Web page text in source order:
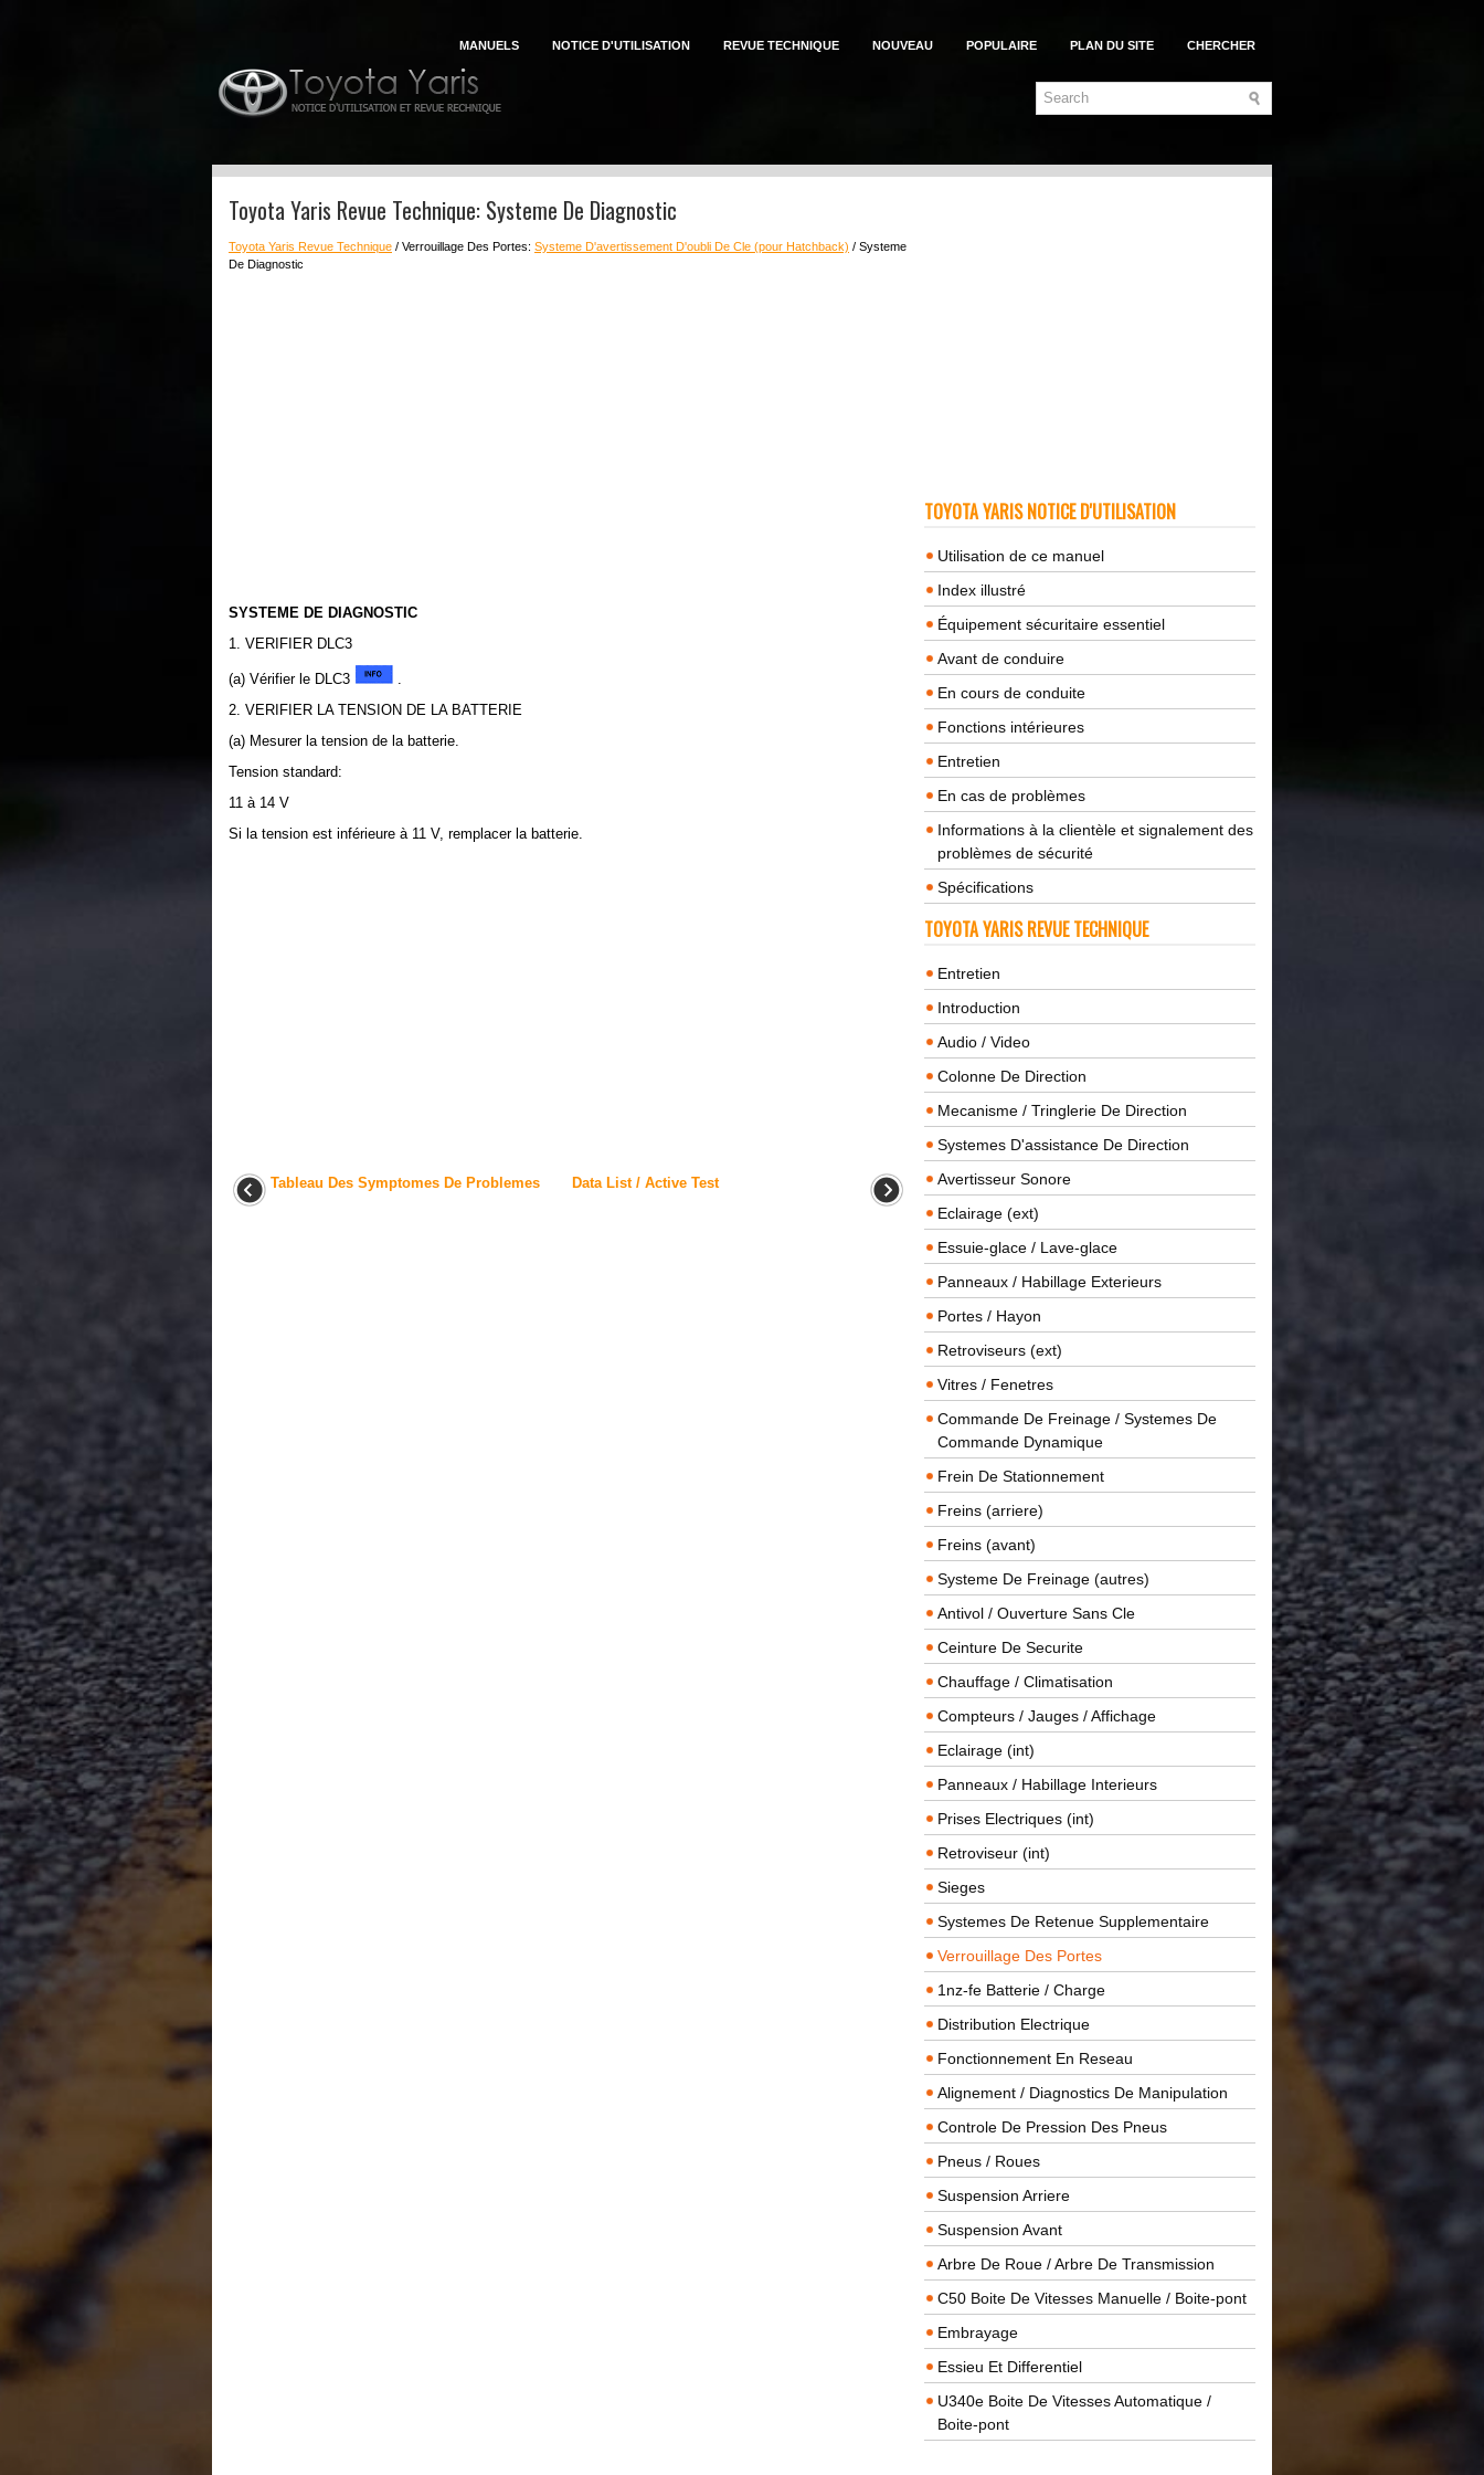
MANUELS NOTICE D'UTILISATION REVUE TECHNIQUE NOUVEAU POPULAIRE PLAN DU SITE CHERCHER
Toyota Yaris Revue Technique: Systeme De Diagnostic
Toyota Yaris Revue Technique / Verrouillage Des Portes: Systeme D'avertissement D'oubli De Cle (pour Hatchback) / Systeme
De Diagnostic
SYSTEME DE DIAGNOSTIC
1. VERIFIER DLC3
(a) Vérifier le DLC3
.
2. VERIFIER LA TENSION DE LA BATTERIE
(a) Mesurer la tension de la batterie.
Tension standard:
11 à 14 V
Si la tension est inférieure à 11 V, remplacer la batterie.
Tableau Des Symptomes De Problemes Data List / Active Test
TOYOTA YARIS NOTICE D'UTILISATION
Utilisation de ce manuel
Index illustré
Équipement sécuritaire essentiel
Avant de conduire
En cours de conduite
Fonctions intérieures
Entretien
En cas de problèmes
Informations à la clientèle et signalement des
problèmes de sécurité
Spécifications
TOYOTA YARIS REVUE TECHNIQUE
Entretien
Introduction
Audio / Video
Colonne De Direction
Mecanisme / Tringlerie De Direction
Systemes D'assistance De Direction
Avertisseur Sonore
Eclairage (ext)
Essuie-glace / Lave-glace
Panneaux / Habillage Exterieurs
Portes / Hayon
Retroviseurs (ext)
Vitres / Fenetres
Commande De Freinage / Systemes De
Commande Dynamique
Frein De Stationnement
Freins (arriere)
Freins (avant)
Systeme De Freinage (autres)
Antivol / Ouverture Sans Cle
Ceinture De Securite
Chauffage / Climatisation
Compteurs / Jauges / Affichage
Eclairage (int)
Panneaux / Habillage Interieurs
Prises Electriques (int)
Retroviseur (int)
Sieges
Systemes De Retenue Supplementaire
Verrouillage Des Portes
1nz-fe Batterie / Charge
Distribution Electrique
Fonctionnement En Reseau
Alignement / Diagnostics De Manipulation
Controle De Pression Des Pneus
Pneus / Roues
Suspension Arriere
Suspension Avant
Arbre De Roue / Arbre De Transmission
C50 Boite De Vitesses Manuelle / Boite-pont
Embrayage
Essieu Et Differentiel
U340e Boite De Vitesses Automatique /
Boite-pont